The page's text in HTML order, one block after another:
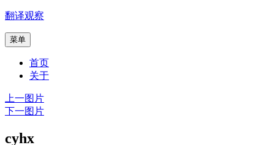
跳
内
翻译观察
菜单
首页
关于
上一图片
下一图片
cyhx